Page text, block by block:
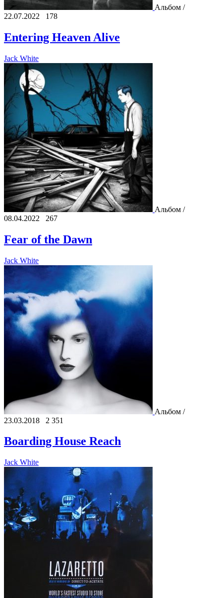
Альбом /
22.07.2022
178
Entering Heaven Alive
Jack White
Альбом /
08.04.2022
267
Fear of the Dawn
Jack White
Альбом /
23.03.2018
2 351
Boarding House Reach
Jack White